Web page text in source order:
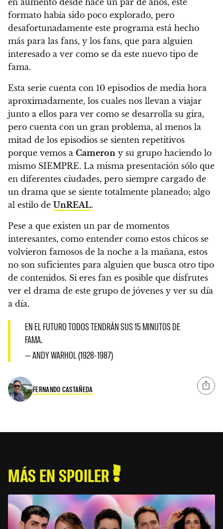
en aumento desde hace un par de años, este
formato había sido poco explorado, pero
desafortunadamente este programa está hecho
más para las fans, y los fans, que para alguien
interesado a ver como se da este nuevo tipo de
fama.
Esta serie cuenta con 10 episodios de media hora
aproximadamente, los cuales nos llevan a viajar
junto a ellos para ver como se desarrolla su gira,
pero cuenta con un gran problema, al menos la
mitad de los episodios se sienten repetitivos
porque vemos a Cameron y su grupo haciendo lo
mismo SIEMPRE. La misma presentación sólo que
en diferentes ciudades, pero siempre cargado de
un drama que se siente totalmente planeado; algo
al estilo de UnREAL.
Pese a que existen un par de momentos
interesantes, como entender como estos chicos se
volvieron famosos de la noche a la mañana, estos
no son suficientes para alguien que busca otro tipo
de contenidos. Si eres fan es posible que disfrutes
ver el drama de este grupo de jóvenes y ver su día
a día.
EN EL FUTURO TODOS TENDRÁN SUS 15 MINUTOS DE
FAMA.
— ANDY WARHOL (1928-1987)
FERNANDO CASTAÑEDA
MÁS EN SPOILER